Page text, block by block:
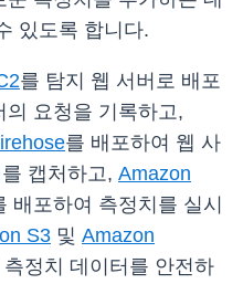
있도록 합니다.
를 탐지 웹 서버로 배포
요청을 기록하고,
를 배포하여 웹 사
캡처하고, Amazon
배포하여 측정치를 실시
S3 및 Amazon
정치 데이터를 안전하